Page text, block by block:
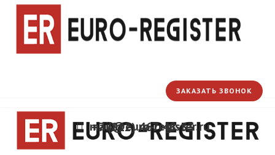
+7 (812) 467-48-33
mail@euro-register.ru
ЗАКАЗАТЬ ЗВОНОК